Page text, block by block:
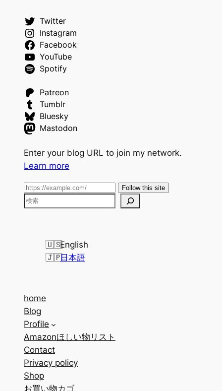
Twitter
Instagram
Facebook
YouTube
Spotify
Patreon
Tumblr
Bluesky
Mastodon
Enter your blog URL to join my network.
Learn more
Follow this site
検
English
日本語
home
Blog
Profile
Amazonほしい物リスト
Contact
Privacy policy
Shop
お買い物カゴ